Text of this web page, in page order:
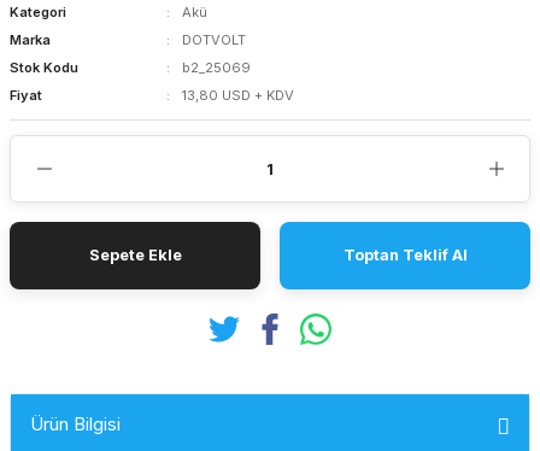
Kategori
Akü
Marka
DOTVOLT
Stok Kodu
b2_25069
Fiyat
13,80 USD + KDV
Sepete Ekle Toptan Teklif Al
Ürün Bilgisi